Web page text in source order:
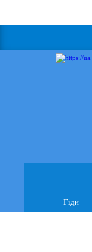
Гіди